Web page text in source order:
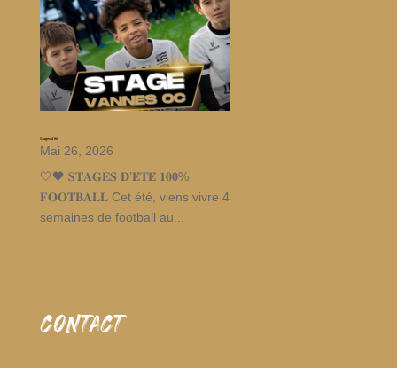
Stages d’été
Mai 26, 2026
🤍🖤 𝐒𝐓𝐀𝐆𝐄𝐒 𝐃’𝐄́𝐓𝐄́ 𝟏𝟎𝟎%
𝐅𝐎𝐎𝐓𝐁𝐀𝐋𝐋 Cet été, viens vivre 4
semaines de football au...
CONTACT